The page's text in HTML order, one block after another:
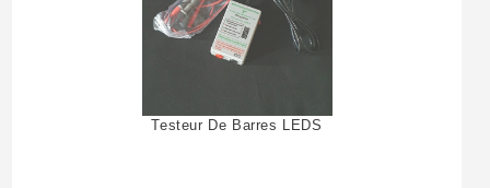
Testeur De Barres LEDS